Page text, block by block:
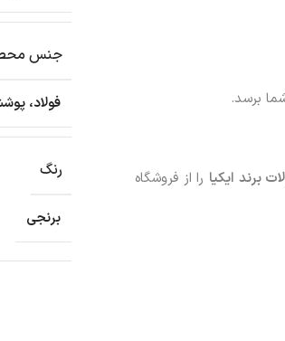
برسد.
برند ایکیا را از فروشگاه
جنس
فولاد،
رنگ
برنجی